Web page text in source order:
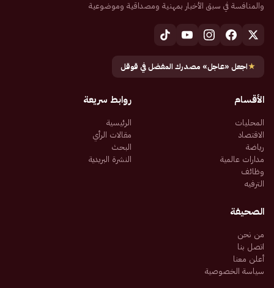
والمنافسة في سبق الأخبار بمهنية ومصداقية وموضوعية
★اجعل «عاجل» مصدرك المفضل في قوقل
الأقسام
المحليات
الاقتصاد
رياضة
مدارات عالمية
وظائف
الترفيه
روابط سريعة
الرئيسية
مقالات الرأي
البحث
النشرة البريدية
الصحيفة
من نحن
اتصل بنا
أعلن معنا
سياسة الخصوصية